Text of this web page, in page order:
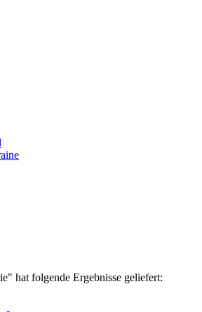
hat folgende Ergebnisse geliefert: